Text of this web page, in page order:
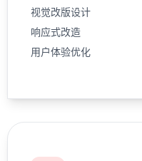
视觉改版设计
响应式改造
用户体验优化